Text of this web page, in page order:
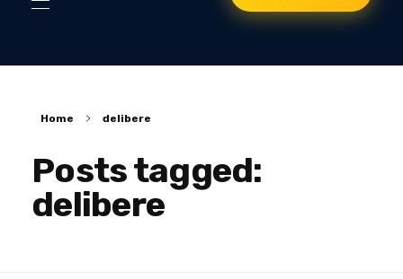
Home delibere
Posts tagged:
delibere